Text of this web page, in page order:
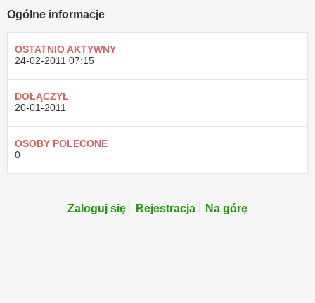
Ogólne informacje
OSTATNIO AKTYWNY
24-02-2011 07:15
DOŁĄCZYŁ
20-01-2011
OSOBY POLECONE
0
Zaloguj się Rejestracja Na górę